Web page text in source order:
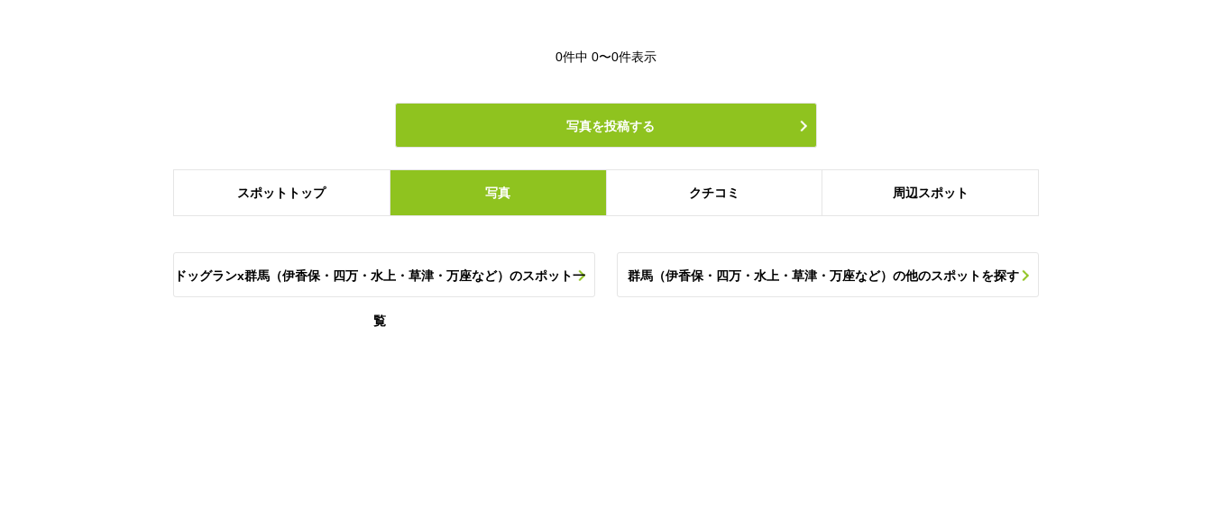
0件中 0〜0件表示
写真を投稿する
スポット トップ 写真 クチコミ 周辺 スポット
ドッグランx群馬（伊香保・四万・水上・草津・万座など）のスポット一
覧
群馬（伊香保・四万・水上・草津・万座など）の他のスポットを探す